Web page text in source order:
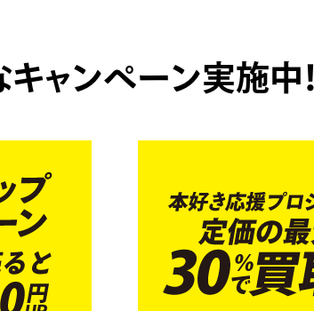
ャンペーン実施中